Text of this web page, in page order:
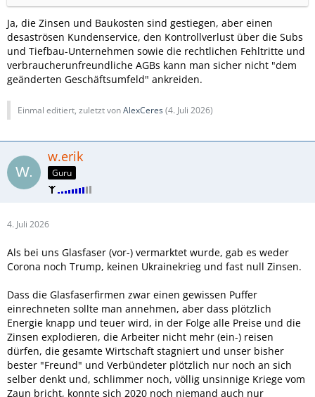
Ja, die Zinsen und Baukosten sind gestiegen, aber einen
desaströsen Kundenservice, den Kontrollverlust über die Subs
und Tiefbau-Unternehmen sowie die rechtlichen Fehltritte und
verbraucherunfreundliche AGBs kann man sicher nicht "dem
geänderten Geschäftsumfeld" ankreiden.
Einmal editiert, zuletzt vonAlexCeres(4. Juli 2026)
w.erik
Guru
4. Juli 2026
Als bei uns Glasfaser (vor-) vermarktet wurde, gab es weder
Corona noch Trump, keinen Ukrainekrieg und fast null Zinsen.
Dass die Glasfaserfirmen zwar einen gewissen Puffer
einrechneten sollte man annehmen, aber dass plötzlich
Energie knapp und teuer wird, in der Folge alle Preise und die
Zinsen explodieren, die Arbeiter nicht mehr (ein-) reisen
dürfen, die gesamte Wirtschaft stagniert und unser bisher
bester "Freund" und Verbündeter plötzlich nur noch an sich
selber denkt und, schlimmer noch, völlig unsinnige Kriege vom
Zaun bricht, konnte sich 2020 noch niemand auch nur